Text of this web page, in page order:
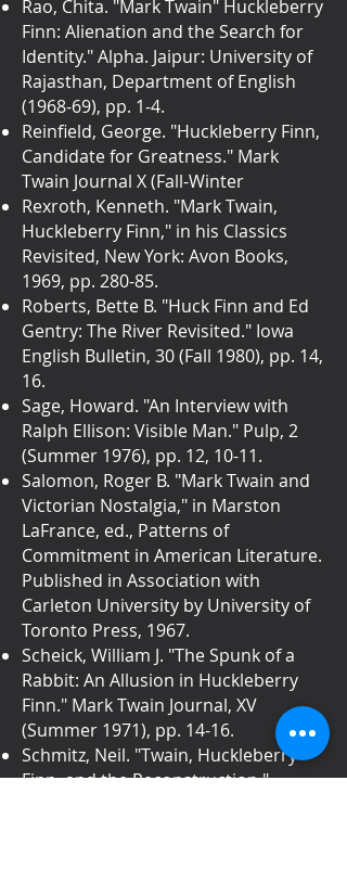
Rao, Chita. "Mark Twain" Huckleberry
Finn: Alienation and the Search for
Identity." Alpha. Jaipur: University of
Rajasthan, Department of English
(1968-69), pp. 1-4.
Reinfield, George. "Huckleberry Finn,
Candidate for Greatness." Mark
Twain Journal X (Fall-Winter
Rexroth, Kenneth. "Mark Twain,
Huckleberry Finn," in his Classics
Revisited, New York: Avon Books,
1969, pp. 280-85.
Roberts, Bette B. "Huck Finn and Ed
Gentry: The River Revisited." Iowa
English Bulletin, 30 (Fall 1980), pp. 14,
16.
Sage, Howard. "An Interview with
Ralph Ellison: Visible Man." Pulp, 2
(Summer 1976), pp. 12, 10-11.
Salomon, Roger B. "Mark Twain and
Victorian Nostalgia," in Marston
LaFrance, ed., Patterns of
Commitment in American Literature.
Published in Association with
Carleton University by University of
Toronto Press, 1967.
Scheick, William J. "The Spunk of a
Rabbit: An Allusion in Huckleberry
Finn." Mark Twain Journal, XV
(Summer 1971), pp. 14-16.
Schmitz, Neil. "Twain, Huckleberry
Finn, and the Reconstruction."